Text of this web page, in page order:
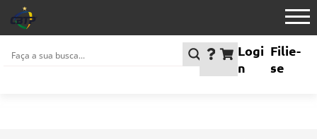
Logi
n
Filie-
se